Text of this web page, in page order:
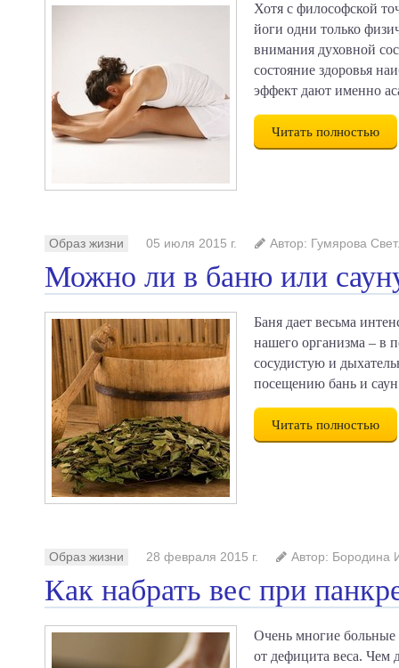
Хотя с философской
йоги одни только
внимания духовной
состояние здоровья
эффект дают именно
Читать полностью
Образ жизни 05 июля 2015 г. Автор: Гумярова
Можно ли в баню или
Баня дает весьма
нашего организма – в
сосудистую и
посещению бань и
Читать полностью
Образ жизни 28 февраля 2015 г. Автор: Бородина
Как набрать вес при
Очень многие больные
от дефицита веса. Чем